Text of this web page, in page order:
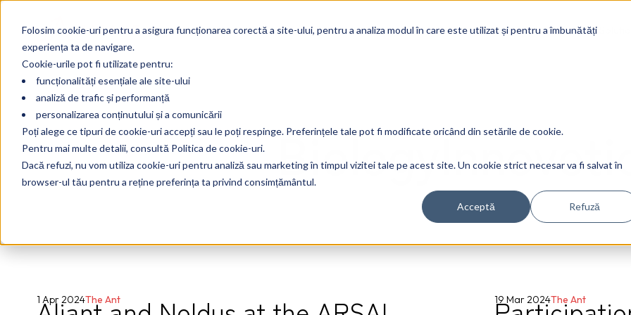
Folosim cookie-uri pentru a asigura funcționarea corectă a site-ului, pentru a analiza modul în care este utilizat și pentru a îmbunătăți
experiența ta de navigare.
Cookie-urile pot fi utilizate pentru:
funcționalități esențiale ale site-ului
analiză de trafic și performanță
personalizarea conținutului și a comunicării
Poți alege ce tipuri de cookie-uri accepți sau le poți respinge. Preferințele tale pot fi modificate oricând din setările de cookie.
Pentru mai multe detalii, consultă Politica de cookie-uri.
Dacă refuzi, nu vom utiliza cookie-uri pentru analiză sau marketing în timpul vizitei tale pe acest site. Un cookie strict necesar va fi salvat în
browser-ul tău pentru a reține preferința ta privind consimțământul.
Acceptă Refuză
1 Apr 2024The Ant 19 Mar 2024The Ant